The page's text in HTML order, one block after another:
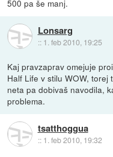
500 pa še manj.
Lonsarg
:: 1. feb 2010, 19:25
Kaj pravzaprav omejuje
Half Life v stilu WOW, torej
neta pa dobivaš navodila,
problema.
tsatthoggua
:: 1. feb 2010, 19:32